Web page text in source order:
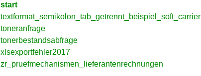
start
textformat_semikolon_tab_getrennt_beispiel_soft_carrier
toneranfrage
tonerbestandsabfrage
xlsexportfehler2017
zr_pruefmechanismen_lieferantenrechnungen